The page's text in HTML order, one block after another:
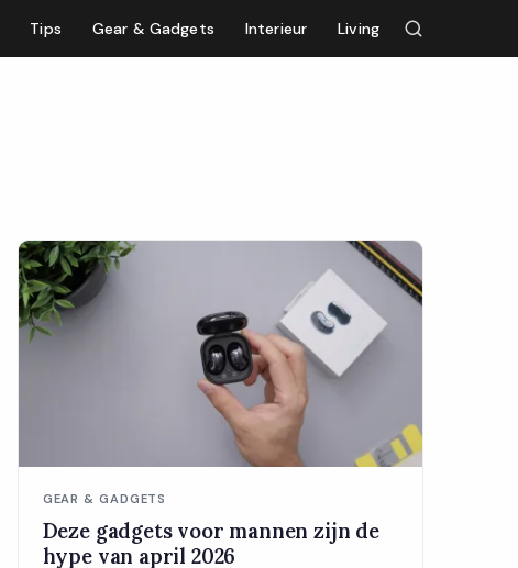
Tips Gear & Gadgets Interieur Living
GEAR & GADGETS
Deze gadgets voor mannen zijn de
hype van april 2026